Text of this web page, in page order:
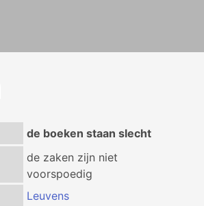
de boeken staan slecht
de zaken zijn niet
voorspoedig
Leuvens